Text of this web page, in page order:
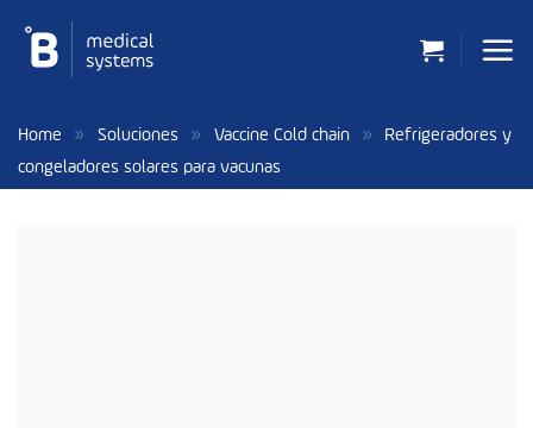
contenido
Home » Soluciones » Vaccine Cold chain »
Refrigeradores y
congeladores solares para vacunas